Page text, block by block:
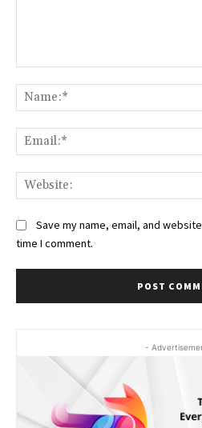
Save my name, email, and
time I comment.
-